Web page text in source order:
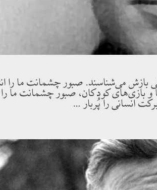
بازش مى‌شناسند. صبور چشمانت ما را
بازى‌هاى كودكان، صبور چشمانت ما را
انسانى را پُربار …